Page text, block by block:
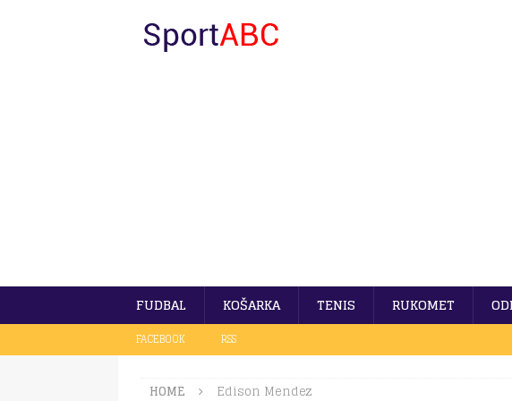
FUDBAL KOŠARKA TENIS RUKOMET
FACEBOOK RSS
HOME Edison Mendez